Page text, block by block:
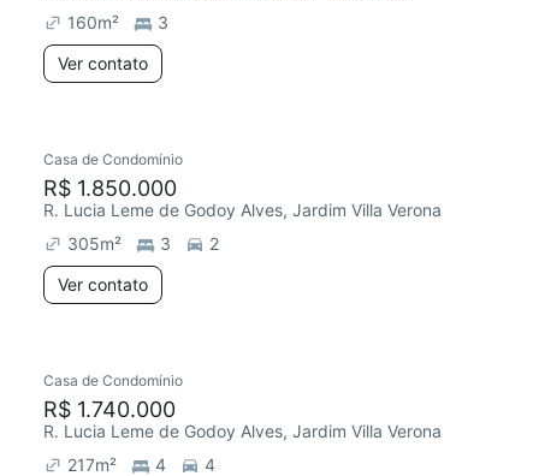
160m²
3
Ver contato
Redecorar
Casa de Condomínio
R$ 1.850.000
R. Lucia Leme de Godoy Alves, Jardim Villa Verona
305m² 3
2
Ver contato
Redecorar
Casa de Condomínio
R$ 1.740.000
R. Lucia Leme de Godoy Alves, Jardim Villa Verona
217m² 4
4